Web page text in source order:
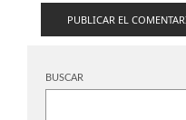
BUSCAR